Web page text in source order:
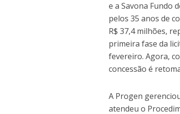
e a Savona Fundo
pelos 35 anos de
R$ 37,4 milhões,
primeira fase da
fevereiro. Agora,
concessão é
A Progen
atendeu o